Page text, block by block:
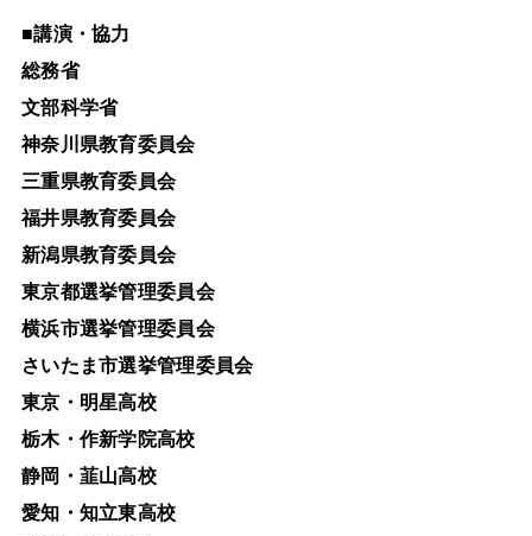
■講演・協力
総務省
文部科学省
神奈川県教育委員会
三重県教育委員会
福井県教育委員会
新潟県教育委員会
東京都選挙管理委員会
横浜市選挙管理委員会
さいたま市選挙管理委員会
東京・明星高校
栃木・作新学院高校
静岡・韮山高校
愛知・知立東高校